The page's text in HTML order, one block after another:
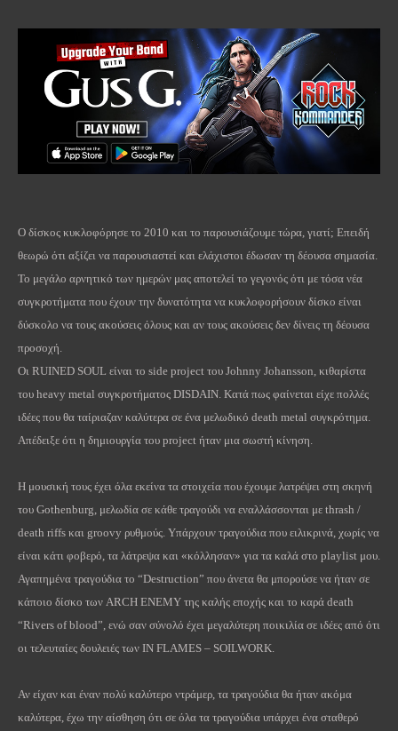
Ο δίσκος κυκλοφόρησε το 2010 και το παρουσιάζουμε τώρα, γιατί; Επειδή
θεωρώ ότι αξίζει να παρουσιαστεί και ελάχιστοι έδωσαν τη δέουσα σημασία.
Το μεγάλο αρνητικό των ημερών μας αποτελεί το γεγονός ότι με τόσα νέα
συγκροτήματα που έχουν την δυνατότητα να κυκλοφορήσουν δίσκο είναι
δύσκολο να τους ακούσεις όλους και αν τους ακούσεις δεν δίνεις τη δέουσα
προσοχή.
Οι RUINED SOUL είναι το side project του Johnny Johansson , κιθαρίστα
του heavy metal συγκροτήματος DISDAIN . Κατά πως φαίνεται είχε πολλές
ιδέες που θα ταίριαζαν καλύτερα σε ένα μελωδικό death metal συγκρότημα.
Απέδειξε ότι η δημιουργία του project ήταν μια σωστή κίνηση.
Η μουσική τους έχει όλα εκείνα τα στοιχεία που έχουμε λατρέψει στη σκηνή
του Gothenburg, μελωδία σε κάθε τραγούδι να εναλλάσσονται με thrash /
death riffs και groovy ρυθμούς. Υπάρχουν τραγούδια που ειλικρινά, χωρίς να
είναι κάτι φοβερό, τα λάτρεψα και «κόλλησαν» για τα καλά στο playlist μου.
Αγαπημένα τραγούδια το “Destruction” που άνετα θα μπορούσε να ήταν σε
κάποιο δίσκο των ARCH ENEMY της καλής εποχής και το καρά death
“Rivers of blood”, ενώ σαν σύνολό έχει μεγαλύτερη ποικιλία σε ιδέες από ότι
οι τελευταίες δουλειές των IN FLAMES – SOILWORK
Αν είχαν και έναν πολύ καλύτερο ντράμερ, τα τραγούδια θα ήταν ακόμα
καλύτερα, έχω την αίσθηση ότι σε όλα τα τραγούδια υπάρχει ένα σταθερό